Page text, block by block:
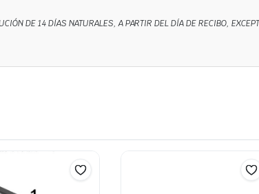
DE 14 DÍAS NATURALES, A PARTIR DEL DÍA DE RECIBO,